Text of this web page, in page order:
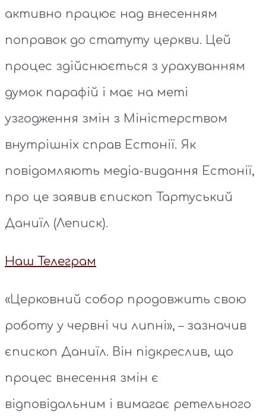
активно працює над внесенням
поправок до статуту церкви. Цей
процес здійснюється з урахуванням
думок парафій і має на меті
узгодження змін з Міністерством
внутрішніх справ Естонії. Як
повідомляють медіа-видання Естонії,
про це заявив єпископ Тартуський
Даниїл (Леписк).
Наш Телеграм
«Церковний собор продовжить свою
роботу у червні чи липні», – зазначив
єпископ Даниїл. Він підкреслив, що
процес внесення змін є
відповідальним і вимагає ретельного